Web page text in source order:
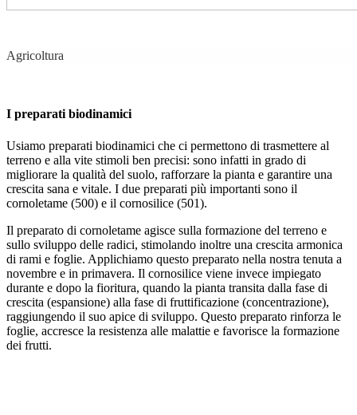
Agricoltura
I preparati biodinamici
Usiamo preparati biodinamici che ci permettono di trasmettere al
terreno e alla vite stimoli ben precisi: sono infatti in grado di
migliorare la qualità del suolo, rafforzare la pianta e garantire una
crescita sana e vitale. I due preparati più importanti sono il
cornoletame (500) e il cornosilice (501).
Il preparato di cornoletame agisce sulla formazione del terreno e
sullo sviluppo delle radici, stimolando inoltre una crescita armonica
di rami e foglie. Applichiamo questo preparato nella nostra tenuta a
novembre e in primavera. Il cornosilice viene invece impiegato
durante e dopo la fioritura, quando la pianta transita dalla fase di
crescita (espansione) alla fase di fruttificazione (concentrazione),
raggiungendo il suo apice di sviluppo. Questo preparato rinforza le
foglie, accresce la resistenza alle malattie e favorisce la formazione
dei frutti.